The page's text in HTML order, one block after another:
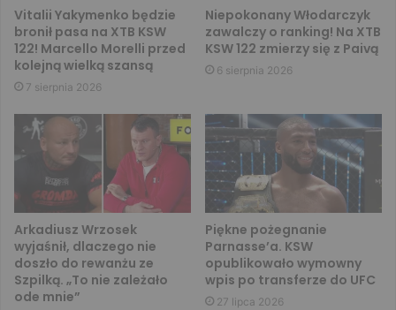
Vitalii Yakymenko będzie
bronił pasa na XTB KSW
122! Marcello Morelli przed
kolejną wielką szansą
7 sierpnia 2026
Niepokonany Włodarczyk
zawalczy o ranking! Na XTB
KSW 122 zmierzy się z Paivą
6 sierpnia 2026
Arkadiusz Wrzosek
wyjaśnił, dlaczego nie
doszło do rewanżu ze
Szpilką. „To nie zależało
ode mnie”
Piękne pożegnanie
Parnasse’a. KSW
opublikowało wymowny
wpis po transferze do UFC
27 lipca 2026